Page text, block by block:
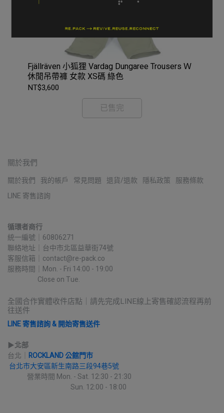
Fjällräven 小狐狸 Vardag Dungaree Trousers Ｗ
休閒吊帶褲 女款 XS碼 綠色
NT$3,600
已售完
關於我們
關於我們 我的帳戶 常見問題 退貨/退款 隱私政策 服務條款
LINE 寄售諮詢
循環者商行
統一編號｜60806271
聯絡地址｜台中市北區益華街74號
客服信箱｜contact@re-pack.co
服務時間｜Mon. - Fri 14:00 - 19:00
Close on Tue.
全國合作實體收件店點｜請先完成LINE線上寄售確認流程再前
往送件
LINE 寄售諮詢 & 開始寄售送件
▶︎北部
台北｜ ROCKLAND 公館門市
台北市大安區新生南路三段94巷5號
營業時間 Mon. - Sat. 12:30 - 21:30
Sun. 12:00 - 18:00